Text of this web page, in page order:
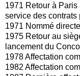
1971 Retour à
service des contrats
1971 Nommé
1975 Retour au
lancement du
1978 Affectation
1982 Affectation